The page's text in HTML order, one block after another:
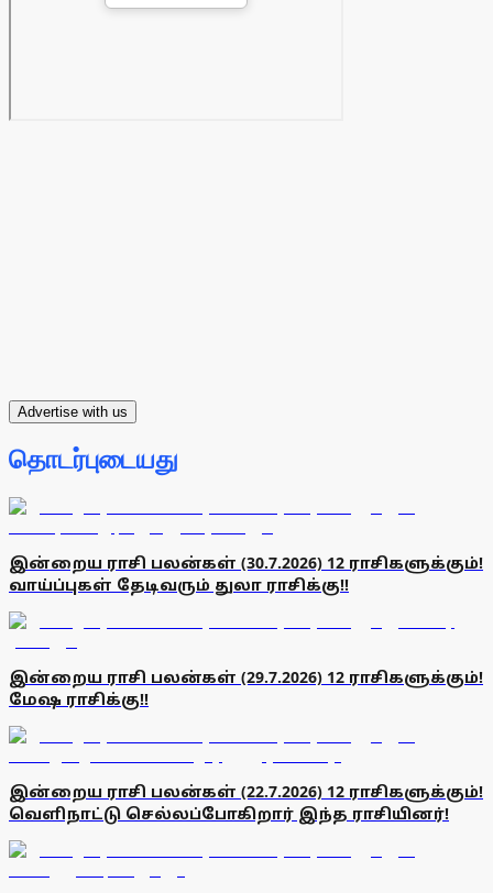
Advertise with us
தொடர்புடையது
இன்றைய ராசி பலன்கள் (30.7.2026) 12 ராசிகளுக்கும்!
வாய்ப்புகள் தேடிவரும் துலா ராசிக்கு!!
இன்றைய ராசி பலன்கள் (29.7.2026) 12 ராசிகளுக்கும்!
மேஷ ராசிக்கு!!
இன்றைய ராசி பலன்கள் (22.7.2026) 12 ராசிகளுக்கும்!
வெளிநாட்டு செல்லப்போகிறார் இந்த ராசியினர்!